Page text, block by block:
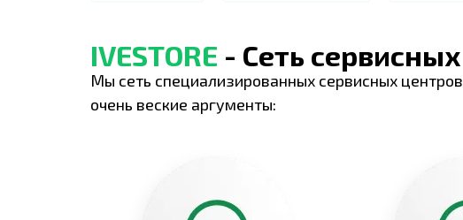
IVESTORE - Сеть
Мы сеть специализированных сервисных
очень веские аргументы: